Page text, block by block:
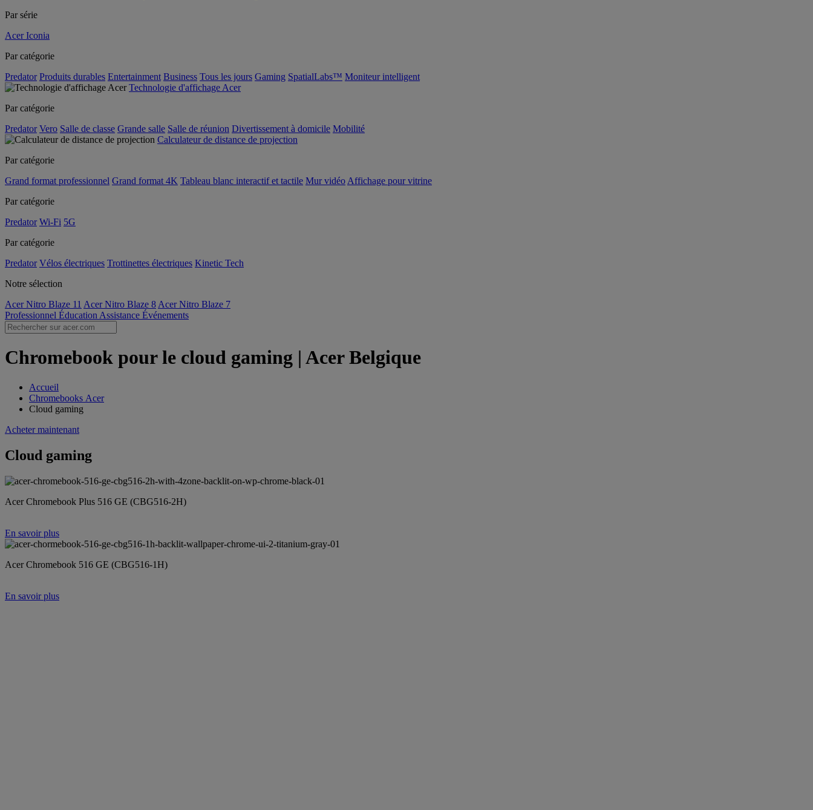
Par série
Acer Iconia
Par catégorie
Predator Produits durables Entertainment Business Tous les jours Gaming SpatialLabs™ Moniteur intelligent
Technologie d'affichage Acer
Par catégorie
Predator Vero Salle de classe Grande salle Salle de réunion Divertissement à domicile Mobilité
Calculateur de distance de projection
Par catégorie
Grand format professionnel Grand format 4K Tableau blanc interactif et tactile Mur vidéo Affichage pour vitrine
Par catégorie
Predator Wi-Fi 5G
Par catégorie
Predator Vélos électriques Trottinettes électriques Kinetic Tech
Notre sélection
Acer Nitro Blaze 11 Acer Nitro Blaze 8 Acer Nitro Blaze 7
Professionnel Éducation Assistance Événements
Chromebook pour le cloud gaming | Acer Belgique
Accueil
Chromebooks Acer
Cloud gaming
Acheter maintenant
Cloud gaming
Acer Chromebook Plus 516 GE (CBG516-2H)
En savoir plus
Acer Chromebook 516 GE (CBG516-1H)
En savoir plus